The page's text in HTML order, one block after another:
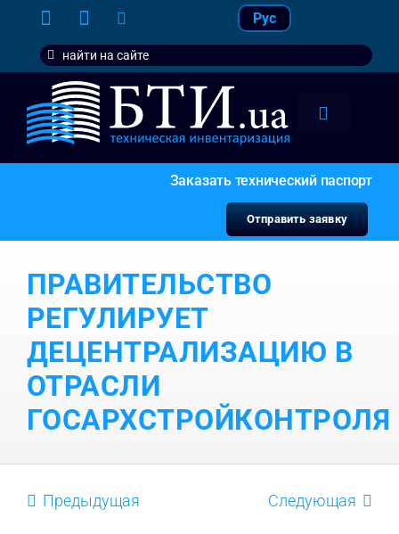
content
Рус
Search
for:
Toggle
услуги
Заказать технический паспорт
Отправить заявку
ПРАВИТЕЛЬСТВО
РЕГУЛИРУЕТ
ДЕЦЕНТРАЛИЗАЦИЮ В
ОТРАСЛИ
ГОСАРХСТРОЙКОНТРОЛЯ
Предыдущая Следующая